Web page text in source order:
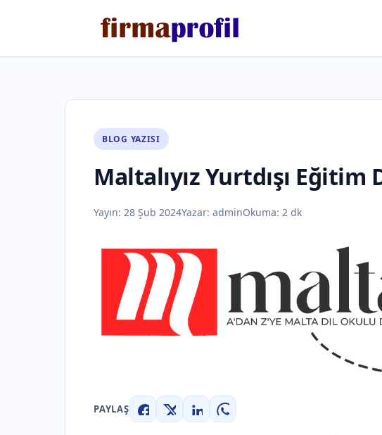
BLOG YAZISI
Maltalıyız Yurtdışı Eğitim
Yayın: 28 Şub 2024Yazar: adminOkuma: 2 dk
PAYLAŞ
Facebook
X LinkedInWhatsApp